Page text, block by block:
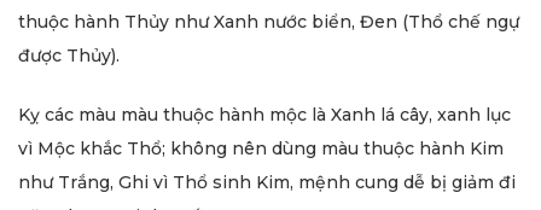
thuộc hành Thủy như Xanh nước biển, Đen (Thổ chế ngự
được Thủy).
Kỵ các màu màu thuộc hành mộc là Xanh lá cây, xanh lục
vì Mộc khắc Thổ; không nên dùng màu thuộc hành Kim
như Trắng, Ghi vì Thổ sinh Kim, mệnh cung dễ bị giảm đi